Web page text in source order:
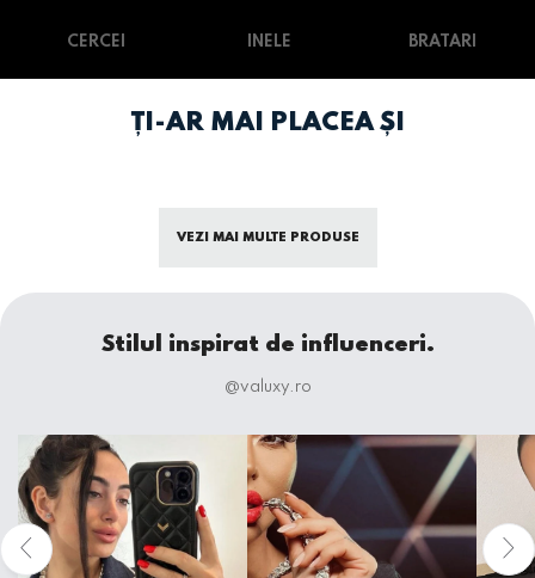
CERCEI INELE BRATARI
ȚI-AR MAI PLACEA ȘI
VEZI MAI MULTE PRODUSE
Stilul inspirat de influenceri.
@valuxy.ro